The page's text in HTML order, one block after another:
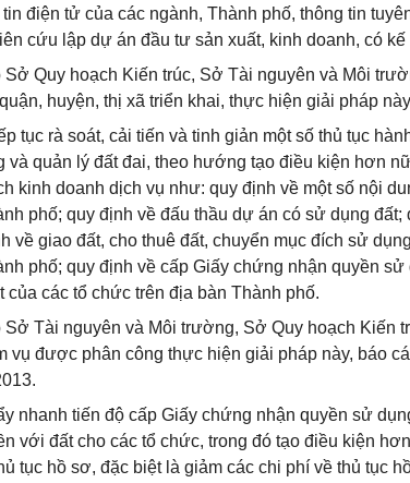
điện tử của các ngành, Thành phố, thông tin
cứu lập dự án đầu tư sản xuất, kinh doanh, có
Sở Quy hoạch Kiến trúc, Sở Tài nguyên và Môi
huyện, thị xã triển khai, thực hiện giải pháp
tục rà soát, cải tiến và tinh giản một số thủ tục
và quản lý đất đai, theo hướng tạo điều kiện hơn
kinh doanh dịch vụ như: quy định về một số nội
phố; quy định về đấu thầu dự án có sử dụng
về giao đất, cho thuê đất, chuyển mục đích sử
phố; quy định về cấp Giấy chứng nhận quyền
của các tổ chức trên địa bàn Thành phố.
Sở Tài nguyên và Môi trường, Sở Quy hoạch Kiến
vụ được phân công thực hiện giải pháp này, báo
nhanh tiến độ cấp Giấy chứng nhận quyền sử
với đất cho các tổ chức, trong đó tạo điều kiện
tục hồ sơ, đặc biệt là giảm các chi phí về thủ tục